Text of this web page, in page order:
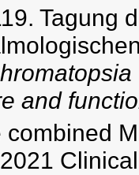
Tagung
and
combined